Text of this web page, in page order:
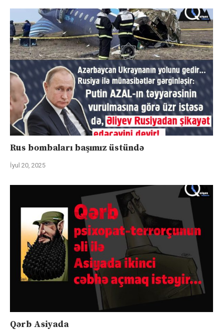
Rus bombaları başımız üstündə
İyul 20, 2025
Qərb Asiyada